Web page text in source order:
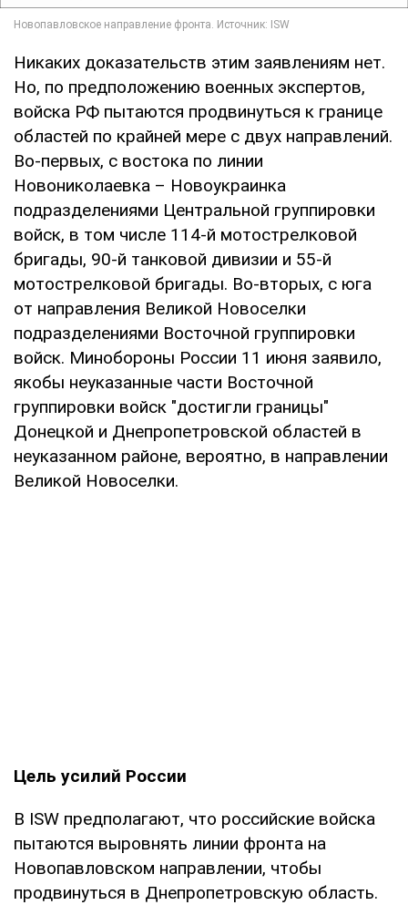
Никаких доказательств этим заявлениям нет.
Но, по предположению военных экспертов,
войска РФ пытаются продвинуться к границе
областей по крайней мере с двух направлений.
Во-первых, с востока по линии
Новониколаевка – Новоукраинка
подразделениями Центральной группировки
войск, в том числе 114-й мотострелковой
бригады, 90-й танковой дивизии и 55-й
мотострелковой бригады. Во-вторых, с юга
от направления Великой Новоселки
подразделениями Восточной группировки
войск. Минобороны России 11 июня заявило,
якобы неуказанные части Восточной
группировки войск "достигли границы"
Донецкой и Днепропетровской областей в
неуказанном районе, вероятно, в направлении
Великой Новоселки.
Цель усилий России
В ISW предполагают, что российские войска
пытаются выровнять линии фронта на
Новопавловском направлении, чтобы
продвинуться в Днепропетровскую область.